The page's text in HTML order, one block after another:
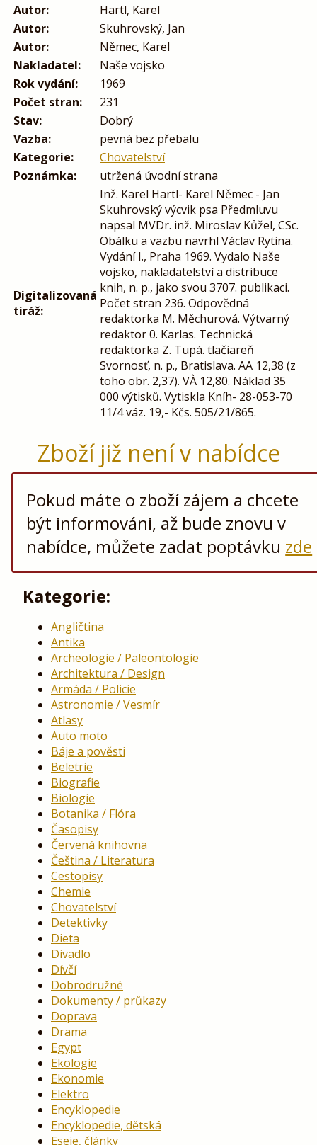
Autor:
Hartl, Karel
Autor:
Skuhrovský, Jan
Autor:
Němec, Karel
Nakladatel:
Naše vojsko
Rok vydání:
1969
Počet stran:
231
Stav:
Dobrý
Vazba:
pevná bez přebalu
Kategorie:
Chovatelství
Poznámka:
utržená úvodní strana
Digitalizovaná
tiráž:
Inž. Karel Hartl- Karel Němec - Jan
Skuhrovský výcvik psa Předmluvu
napsal MVDr. inž. Miroslav Kůžel, CSc.
Obálku a vazbu navrhl Václav Rytina.
Vydání I., Praha 1969. Vydalo Naše
vojsko, nakladatelství a distribuce
knih, n. p., jako svou 3707. publikaci.
Počet stran 236. Odpovědná
redaktorka M. Měchurová. Výtvarný
redaktor 0. Karlas. Technická
redaktorka Z. Tupá. tlačiareň
Svornosť, n. p., Bratislava. AA 12,38 (z
toho obr. 2,37). VÀ 12,80. Náklad 35
000 výtisků. Vytiskla Kníh- 28-053-70
11/4 váz. 19,- Kčs. 505/21/865.
Zboží již není v nabídce
Pokud máte o zboží zájem a chcete
být informováni, až bude znovu v
nabídce, můžete zadat poptávku zde
Kategorie:
Angličtina
Antika
Archeologie / Paleontologie
Architektura / Design
Armáda / Policie
Astronomie / Vesmír
Atlasy
Auto moto
Báje a pověsti
Beletrie
Biografie
Biologie
Botanika / Flóra
Časopisy
Červená knihovna
Čeština / Literatura
Cestopisy
Chemie
Chovatelství
Detektivky
Dieta
Divadlo
Dívčí
Dobrodružné
Dokumenty / průkazy
Doprava
Drama
Egypt
Ekologie
Ekonomie
Elektro
Encyklopedie
Encyklopedie, dětská
Eseje, články